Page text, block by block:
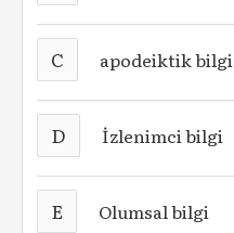
C apodeiktik bilgi
D İzlenimci bilgi
E Olumsal bilgi